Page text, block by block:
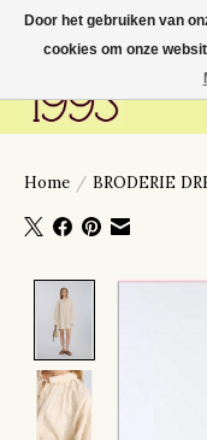
Love to have you around
Home / BRODERIE
Door het gebruiken van
cookies om onze